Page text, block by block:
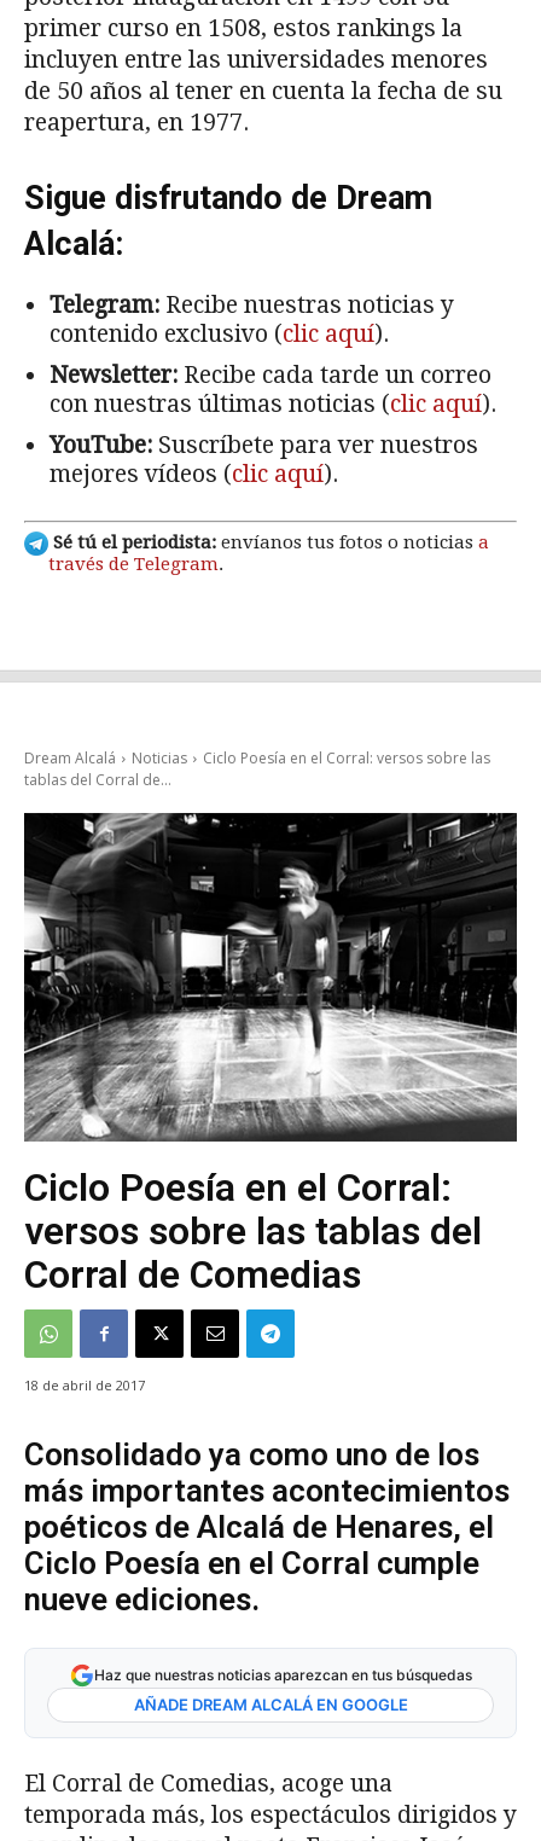
primer curso en 1508, estos rankings la
incluyen entre las universidades menores
de 50 años al tener en cuenta la fecha de su
reapertura, en 1977.
Sigue disfrutando de Dream
Alcalá:
Telegram: Recibe nuestras noticias y
contenido exclusivo (clic aquí).
Newsletter: Recibe cada tarde un correo
con nuestras últimas noticias (clic aquí).
YouTube: Suscríbete para ver nuestros
mejores vídeos (clic aquí).
Sé tú el periodista: envíanos tus fotos o noticias a
través de Telegram.